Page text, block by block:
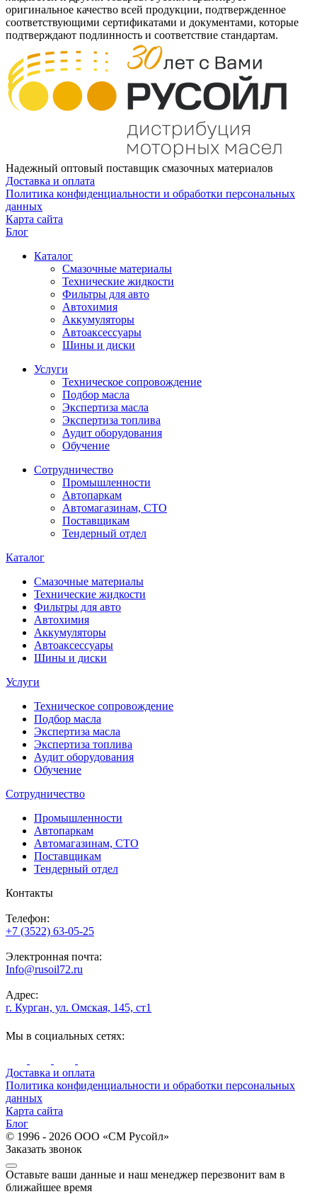
оригинальное качество всей продукции, подтвержденное
соответствующими сертификатами и документами, которые
подтверждают подлинность и соответствие стандартам.
Надежный оптовый поставщик смазочных материалов
Доставка и оплата
Политика конфиденциальности и обработки персональных
данных
Карта сайта
Блог
Каталог
Смазочные материалы
Технические жидкости
Фильтры для авто
Автохимия
Аккумуляторы
Автоаксессуары
Шины и диски
Услуги
Техническое сопровождение
Подбор масла
Экспертиза масла
Экспертиза топлива
Аудит оборудования
Обучение
Сотрудничество
Промышленности
Автопаркам
Автомагазинам, СТО
Поставщикам
Тендерный отдел
Каталог
Смазочные материалы
Технические жидкости
Фильтры для авто
Автохимия
Аккумуляторы
Автоаксессуары
Шины и диски
Услуги
Техническое сопровождение
Подбор масла
Экспертиза масла
Экспертиза топлива
Аудит оборудования
Обучение
Сотрудничество
Промышленности
Автопаркам
Автомагазинам, СТО
Поставщикам
Тендерный отдел
Контакты
Телефон:
+7 (3522) 63-05-25
Электронная почта:
Info@rusoil72.ru
Адрес:
г. Курган, ул. Омская, 145, ст1
Мы в социальных сетях:
Доставка и оплата
Политика конфиденциальности и обработки персональных
данных
Карта сайта
Блог
© 1996 - 2026 ООО «СМ Русойл»
Заказать звонок
Оставьте ваши данные и наш менеджер перезвонит вам в
ближайшее время